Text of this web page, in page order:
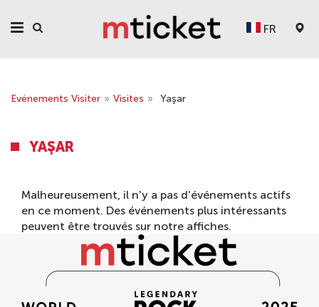
FR
Evénements Visiter » Visites » Yaşar
YAŞAR
Malheureusement, il n'y a pas d'événements actifs
en ce moment. Des événements plus intéressants
peuvent être trouvés sur notre affiches.